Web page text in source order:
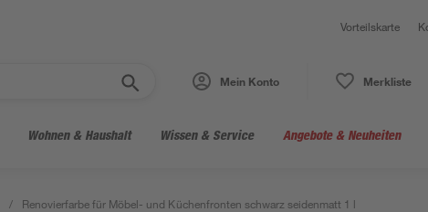
Vorteilskarte
Mein Konto Merkliste
Wohnen & Haushalt Wissen & Service Angebote & Neuheiten
/ Renovierfarbe für Möbel- und Küchenfronten schwarz seidenmatt 1 l